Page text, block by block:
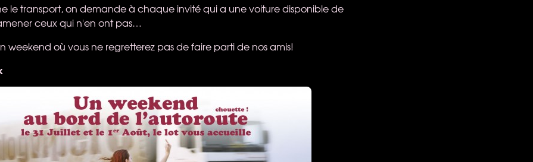
le transport, on demande à chaque invité qui a une voiture disponible de
ceux qui n'en ont pas…
weekend où vous ne regretterez pas de faire parti de nos amis!